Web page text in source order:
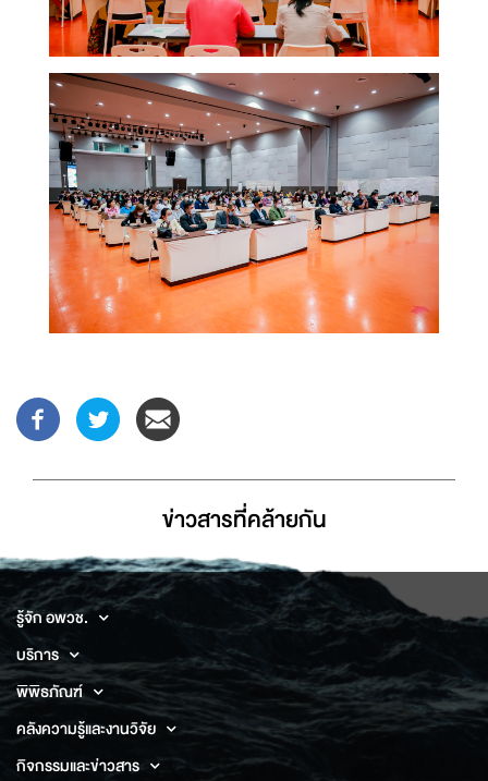
ข่าวสารที่่คล้ายกัน
รู้จัก อพวช.
บริการ
พิพิธภัณฑ์
คลังความรู้และงานวิจัย
กิจกรรมและข่าวสาร